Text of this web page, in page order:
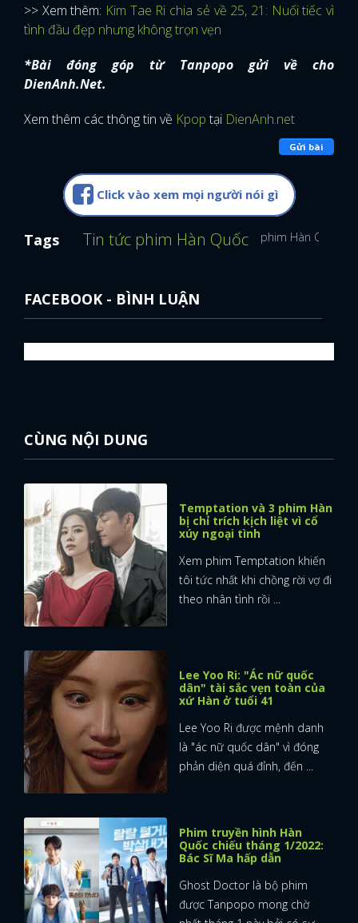
>> Xem thêm: Kim Tae Ri chia sẻ về 25, 21: Nuối tiếc vì
tình đầu đẹp nhưng không trọn vẹn
*Bài đóng góp từ Tanpopo gửi về cho
DienAnh.Net.
Xem thêm các thông tin về Kpop tại DienAnh.net
Gửi bài
Click vào xem mọi người nói gì
Tags Tin tức phim Hàn Quốc phim Hàn Quốc
FACEBOOK - BÌNH LUẬN
CÙNG NỘI DUNG
Temptation và 3 phim Hàn
bị chỉ trích kịch liệt vì cổ
xúy ngoại tình
Xem phim Temptation khiến
tôi tức nhất khi chồng rời vợ đi
theo nhân tình rồi ...
Lee Yoo Ri: "Ác nữ quốc
dân" tài sắc vẹn toàn của
xứ Hàn ở tuổi 41
Lee Yoo Ri được mệnh danh
là "ác nữ quốc dân" vì đóng
phản diện quá đỉnh, đến ...
Phim truyền hình Hàn
Quốc chiếu tháng 1/2022:
Bác Sĩ Ma hấp dẫn
Ghost Doctor là bộ phim
được Tanpopo mong chờ